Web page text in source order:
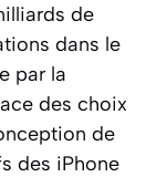
de
dans le
par la
des choix
de
des iPhone